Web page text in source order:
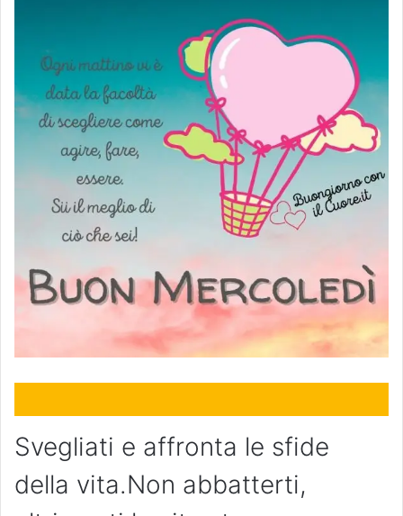
Svegliati e affronta le sfide
della vita.Non abbatterti,